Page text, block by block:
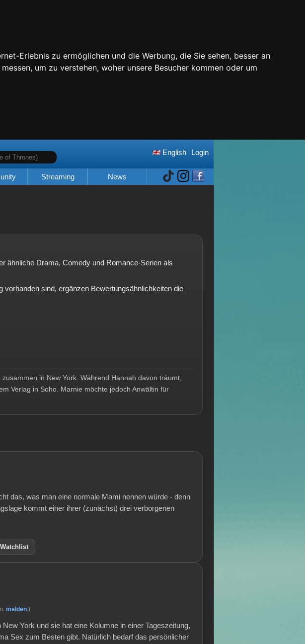
Erlebnis zu ermöglichen und die Werbung, die Sie sehen, besser an
um zu verstehen, woher unsere Besucher kommen oder um
Login
English
of Thrones)
Streaming News
ähnliche Drama, Comedy und Romance-Serien als
sind, ergänzen Bewertungsähnlichkeiten die
in New York. Während Hannah davon träumt,
Verlag in Soho. Marnie möchte jedoch Anwältin für
das, was man eine normale Mami nennen würde - denn
kommt einer ihrer (zunächst) drei verborgenen
melden .)
York und sie hat eine Kolumne in einer Tageszeitung,
Sex zum Besten gibt. Natürlich bedarf das persönlicher